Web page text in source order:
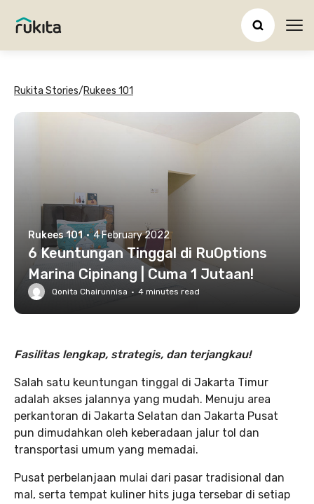
Rukita Stories/Rukees 101
Rukees 101 · 4 February 2022
6 Keuntungan Tinggal di RuOptions
Marina Cipinang | Cuma 1 Jutaan!
Qonita Chairunnisa · 4 minutes read
Fasilitas lengkap, strategis, dan terjangkau!
Salah satu keuntungan tinggal di Jakarta Timur
adalah akses jalannya yang mudah. Menuju area
perkantoran di Jakarta Selatan dan Jakarta Pusat
pun dimudahkan oleh keberadaan jalur tol dan
transportasi umum yang memadai.
Pusat perbelanjaan mulai dari pasar tradisional dan
mal, serta tempat kuliner hits juga tersebar di setiap